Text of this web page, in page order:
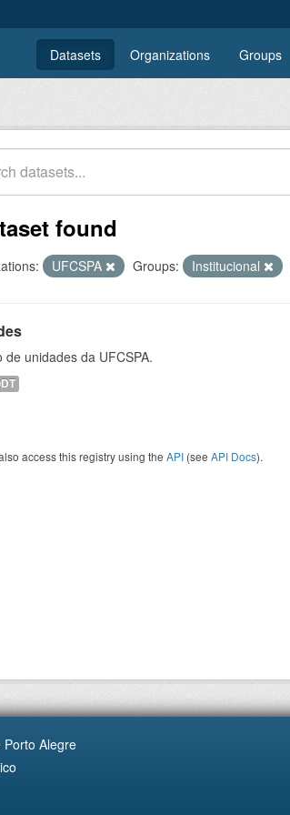
Datasets Organizations Groups
found
UFCSPA Groups: Institucional
de unidades da UFCSPA.
access this registry using the API (see API Docs).
Alegre